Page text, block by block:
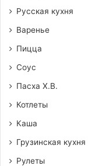
Русская кухня
Варенье
Пицца
Соус
Пасха Х.В.
Котлеты
Каша
Грузинская кухня
Рулеты